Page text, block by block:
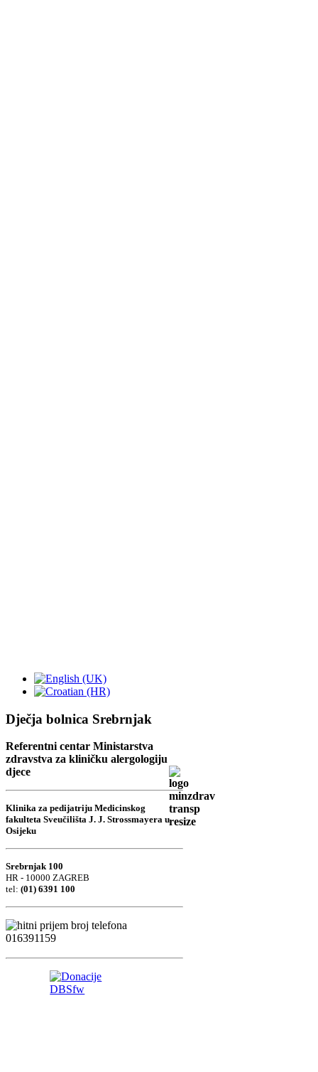
Dječja bolnica Srebrnjak
Referentni centar Ministarstva
zdravstva za kliničku alergologiju
djece
Klinika za pedijatriju Medicinskog
fakulteta Sveučilišta J. J. Strossmayera u
Osijeku
Srebrnjak 100
HR - 10000 ZAGREB
tel: (01) 6391 100